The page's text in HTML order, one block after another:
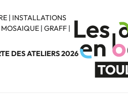
| INSTALLATIONS
| GRAFF |
DES ATELIERS 2026